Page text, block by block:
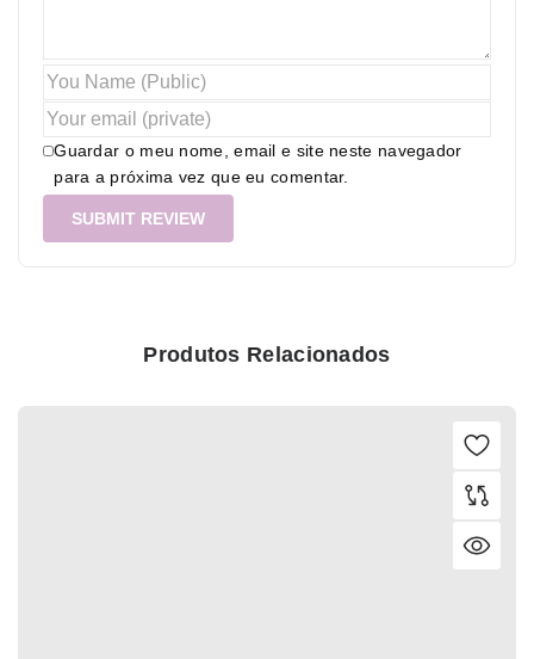
Guardar o meu nome, email e site neste navegador
para a próxima vez que eu comentar.
Produtos Relacionados